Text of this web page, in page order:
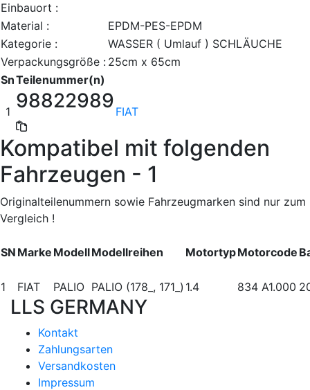
Einbauort :
Material :
EPDM-PES-EPDM
Kategorie :
WASSER ( Umlauf ) SCHLÄUCHE
Verpackungsgröße : 25cm x 65cm
SnTeilenummer(n)
1 98822989 FIAT
Kompatibel mit folgenden
Fahrzeugen - 1
Originalteilenummern sowie Fahrzeugmarken sind nur zum
Vergleich !
SN Marke ModellModellreihen MotortypMotorcode
1 FIAT PALIO PALIO (178_, 171_) 1.4 834 A1.000
LLS GERMANY
Kontakt
Zahlungsarten
Versandkosten
Impressum